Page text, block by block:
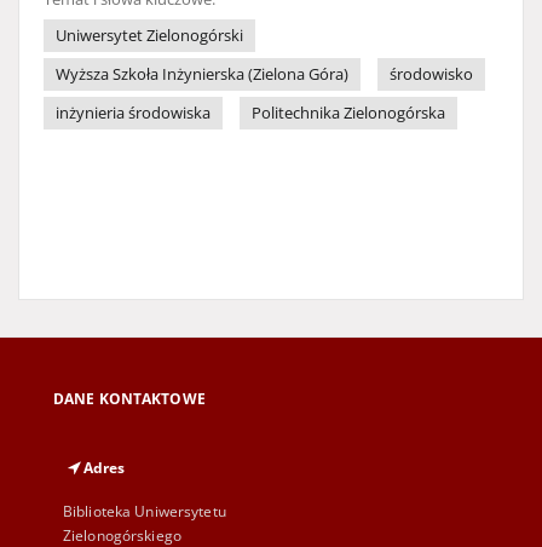
Uniwersytet Zielonogórski
Wyższa Szkoła Inżynierska (Zielona Góra)
środowisko
inżynieria środowiska
Politechnika Zielonogórska
DANE KONTAKTOWE
Adres
Biblioteka Uniwersytetu
Zielonogórskiego